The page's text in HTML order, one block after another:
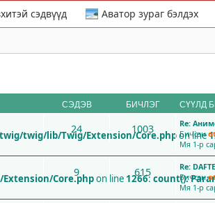
сэдвүүд Аватор зураг бэлдэх
СЭДЭВ БИЧЛЭГ СҮҮЛД
twig/lib/Twig/Extension/Core.phpon line
24 1003
Re:
Бичсэн
Мя 1-р
Core.phpon line 1266:count():
9 615
Re:
Бичсэн
Мя 1-р